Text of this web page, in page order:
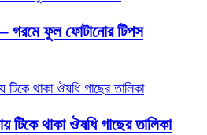
– গরমে ফুল ফোটানোর টিপস
টিকে থাকা ঔষধি গাছের তালিকা